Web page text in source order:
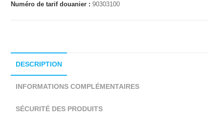
Numéro de tarif douanier :90303100
DESCRIPTION
INFORMATIONS COMPLÉMENTAIRES
SÉCURITÉ DES PRODUITS